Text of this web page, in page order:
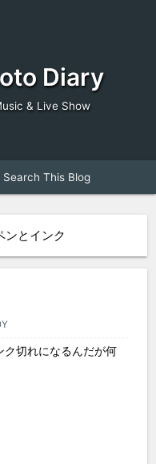
Diary
& Live Show
ンとインク
ク切れになるんだが何